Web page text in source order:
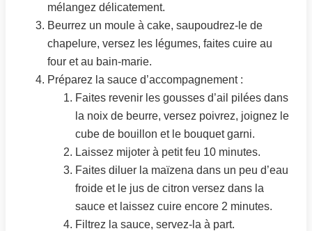
mélangez délicatement.
Beurrez un moule à cake, saupoudrez-le de
chapelure, versez les légumes, faites cuire au
four et au bain-marie.
Préparez la sauce d’accompagnement :
Faites revenir les gousses d’ail pilées dans
la noix de beurre, versez poivrez, joignez le
cube de bouillon et le bouquet garni.
Laissez mijoter à petit feu 10 minutes.
Faites diluer la maïzena dans un peu d’eau
froide et le jus de citron versez dans la
sauce et laissez cuire encore 2 minutes.
Filtrez la sauce, servez-la à part.